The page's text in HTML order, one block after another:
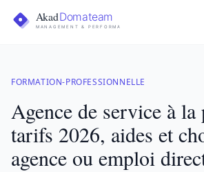
FORMATION-PROFESSIONNELLE
Agence de service à la
tarifs 2026, aides et
agence ou emploi